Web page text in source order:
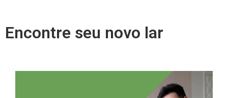
Encontre seu novo lar